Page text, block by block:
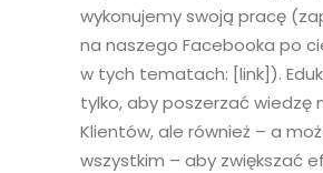
wykonujemy swoją pracę
na naszego Facebooka po
w tych tematach: [link]).
tylko, aby poszerzać wiedzę
Klientów, ale również – a
wszystkim – aby zwiększać